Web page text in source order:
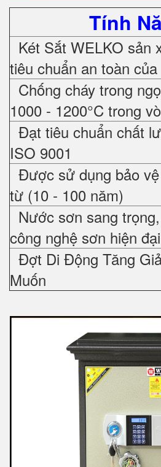
Tính
Két Sắt WELKO sản
tiêu chuẩn an toàn
Chống cháy trong
1000 - 1200°C trong
Đạt tiêu chuẩn chất
ISO 9001
Được sử dụng bảo
từ (10 - 100 năm)
Nước sơn sang
công nghệ sơn hiện đại
Đợt Di Động Tăng
Muốn